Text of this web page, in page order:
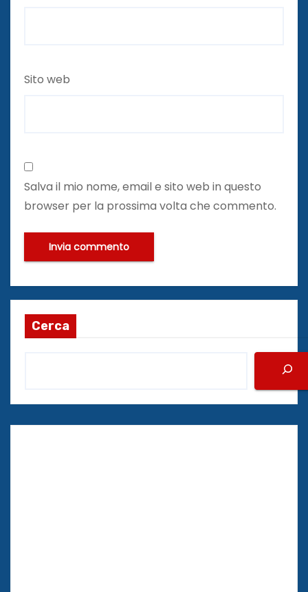
Sito web
Salva il mio nome, email e sito web in questo
browser per la prossima volta che commento.
Cerca